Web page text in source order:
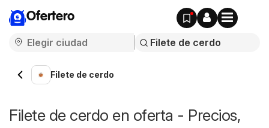
Ofertero
Filete de cerdo
Filete de cerdo en oferta - Precios,